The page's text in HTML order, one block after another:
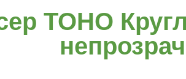
TOHO